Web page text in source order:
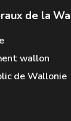
de la
wallon
de Wallonie